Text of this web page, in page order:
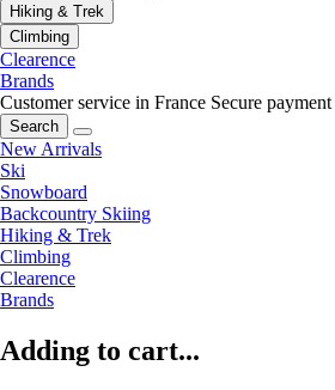
Hiking & Trek
Climbing
Clearence
Brands
Customer service in France Secure payment
Search
New Arrivals
Ski
Snowboard
Backcountry Skiing
Hiking & Trek
Climbing
Clearence
Brands
Adding to cart...